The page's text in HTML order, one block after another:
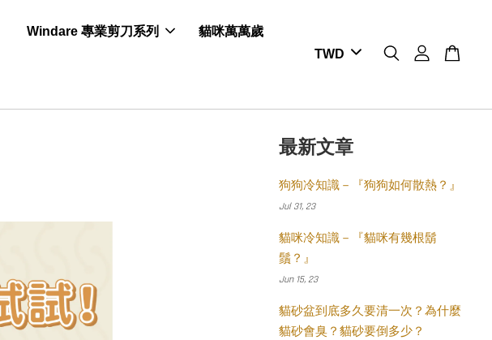
Windare 專業剪刀系列 貓咪萬萬歲
最新文章
狗狗冷知識－『狗狗如何散熱？』
Jul 31, 23
貓咪冷知識－『貓咪有幾根鬍
鬚？』
Jun 15, 23
貓砂盆到底多久要清一次？為什麼
貓砂會臭？貓砂要倒多少？